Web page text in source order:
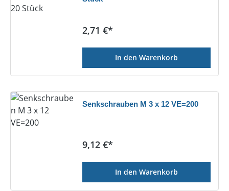
Regulärer Preis:
2,71 €*
In den Warenkorb
Senkschrauben M 3 x 12 VE=200
Regulärer Preis:
9,12 €*
In den Warenkorb